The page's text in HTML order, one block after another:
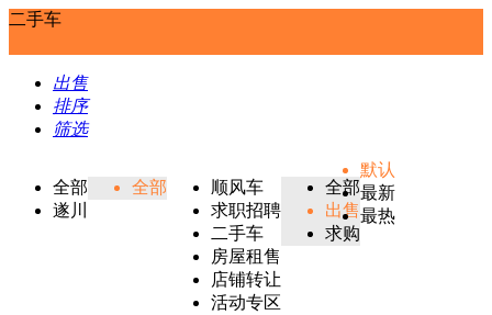
二手车
出售
排序
筛选
全部
遂川
全部
顺风车
求职招聘
二手车
房屋租售
店铺转让
活动专区
全部
出售
求购
默认
最新
最热